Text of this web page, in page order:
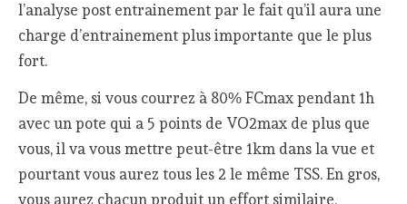
l’analyse post entrainement par le fait qu’il aura une
charge d’entrainement plus importante que le plus
fort.
De même, si vous courrez à 80% FCmax pendant 1h
avec un pote qui a 5 points de VO2max de plus que
vous, il va vous mettre peut-être 1km dans la vue et
pourtant vous aurez tous les 2 le même TSS. En gros,
vous aurez chacun produit un effort similaire,